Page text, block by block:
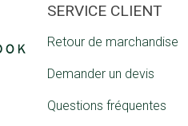
SERVICE CLIENT
Retour de marchandise
Demander un devis
Questions fréquentes